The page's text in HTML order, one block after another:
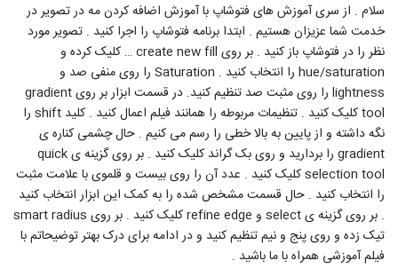
سلام . از سری آموزش های فتوشاپ با آموزش اضافه کردن مه در تصویر در
خدمت شما عزیزان هستیم . ابتدا برنامه فتوشاپ را اجرا کنید . تصویر مورد
نظر را در فتوشاپ باز کنید . بر روی create new fill … کلیک کرده و
hue/saturation را انتخاب کنید . Saturation را روی منفی صد و
lightness را روی مثبت صد تنظیم کنید. در قسمت ابزار بر روی gradient
tool کلیک کنید . تنظیمات مربوطه را همانند فیلم اعمال کنید . کلید shift را
نگه داشته و از پایین به بالا خطی را رسم می کنیم . حال چشمی کناره ی
gradient را بردارید و روی بک گراند کلیک کنید . بر روی گزینه ی quick
selection tool کلیک کنید . عدد آن را روی بیست و قلموی با علامت مثبت
را انتخاب کنید . حال قسمت مشخص شده را به کمک این ابزار انتخاب کنید
. بر روی گزینه ی select و refine edge کلیک کنید . بر روی smart radius
تیک زده و روی پنج و نیم تنظیم کنید و در ادامه برای درک بهتر توضیحاتم با
فیلم آموزشی همراه با ما باشید .